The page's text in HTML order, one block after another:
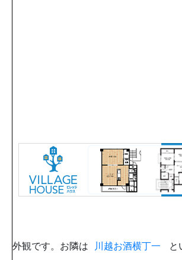
外観です。お隣は 川越お酒横丁一 と